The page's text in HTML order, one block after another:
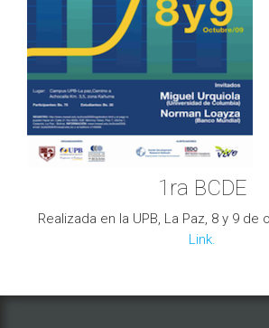
1ra BCDE
Realizada en la UPB, La Paz, 8 y 9 de
Link.